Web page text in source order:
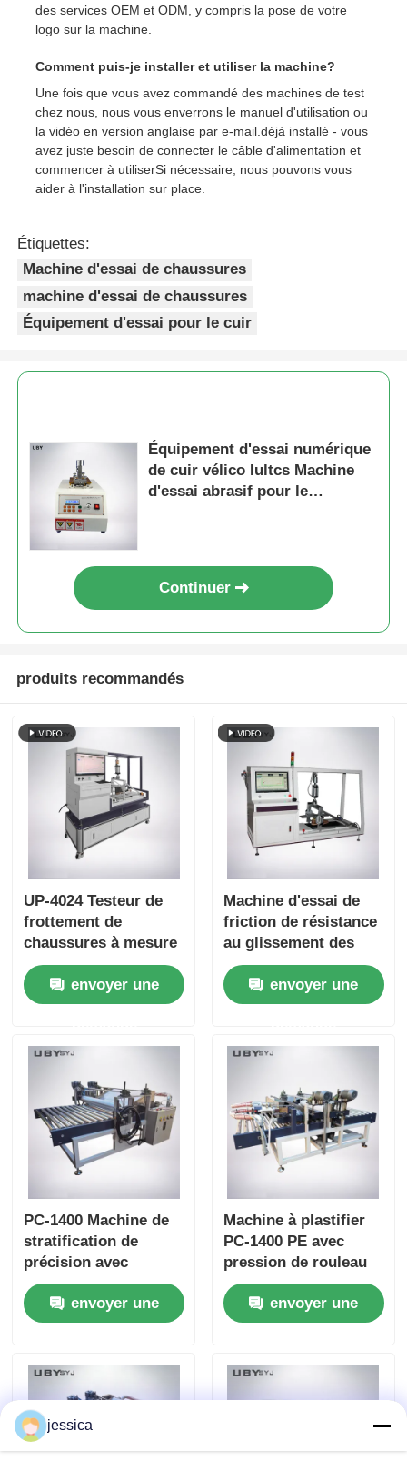
des services OEM et ODM, y compris la pose de votre
logo sur la machine.
Comment puis-je installer et utiliser la machine?
Une fois que vous avez commandé des machines de test
chez nous, nous vous enverrons le manuel d'utilisation ou
la vidéo en version anglaise par e-mail.déjà installé - vous
avez juste besoin de connecter le câble d'alimentation et
commencer à utiliserSi nécessaire, nous pouvons vous
aider à l'installation sur place.
Étiquettes:
Machine d'essai de chaussures
machine d'essai de chaussures
Équipement d'essai pour le cuir
Équipement d'essai numérique
de cuir vélico Iultcs Machine
d'essai abrasif pour le
Continuer
produits recommandés
UP-4024 Testeur de
frottement de
chaussures à mesure
répétée avec une
pression maximale de
1000 N et une vitesse
envoyer une
Machine d'essai de
friction de résistance
au glissement des
chaussures UP-4024,
conforme à la norme
ASTMF609
TM144, avec une
1 000 N et une vitesse
d'essai de 500 mm/s
envoyer une
PC-1400 Machine de
stratification de
précision avec
contrôle de
température précis et
largeur
mousse EPE PE
envoyer une
Machine à plastifier
PC-1400 PE avec
pression de rouleau
réglable, chauffage à
l'huile thermique et
électrique et largeur
envoyer une
jessica